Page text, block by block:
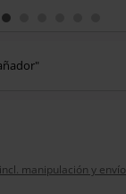
manipulación y envío